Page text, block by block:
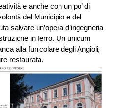
e anche con un po’ di
del Municipio e del
salvare un’opera d’ingegneria
in ferro. Un unicum
alla funicolare degli Angioli,
restaurata.